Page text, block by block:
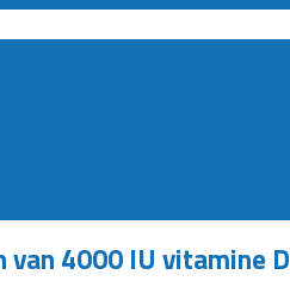
4000 IU vitamine D